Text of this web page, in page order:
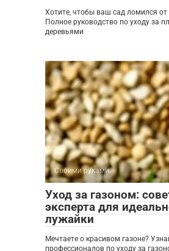
Хотите, чтобы ваш сад ломился от
Полное руководство по уходу за
деревьями
Своими руками
Уход за газоном:
эксперта для
лужайки
Мечтаете о красивом газоне?
профессионалов по уходу за